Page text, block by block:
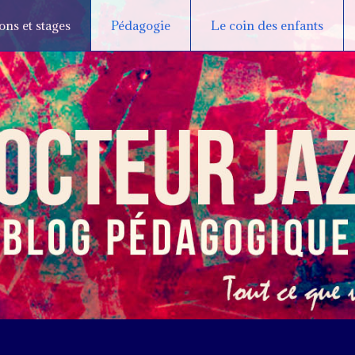
et stages Pédagogie Le coin des enfants